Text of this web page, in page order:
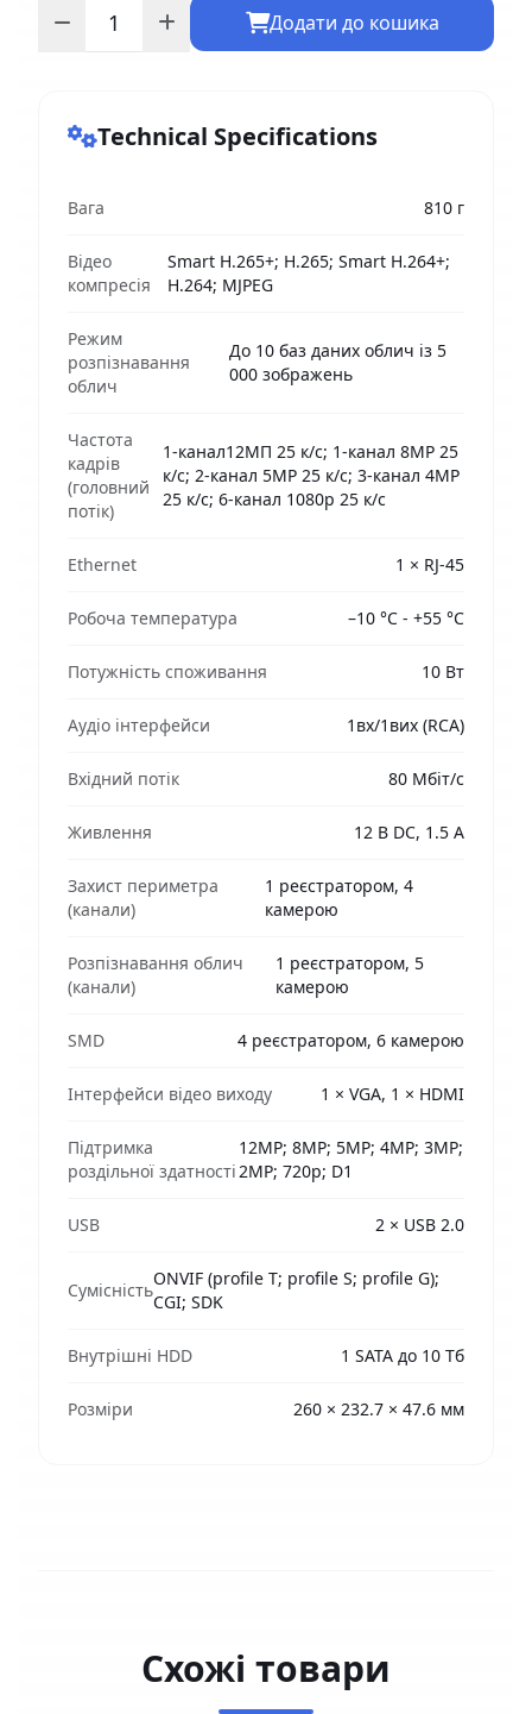
Додати до кошика
Technical Specifications
Вага 810 г
Відео
компресія
Smart H.265+; H.265; Smart H.264+;
H.264; MJPEG
Режим
розпізнавання
облич
До 10 баз даних облич із 5
000 зображень
Частота
кадрів
(головний
потік)
1-канал12МП 25 к/с; 1-канал 8MP 25
к/с; 2-канал 5MP 25 к/с; 3-канал 4MP
25 к/с; 6-канал 1080p 25 к/с
Ethernet 1 × RJ-45
Робоча температура –10 °C - +55 °C
Потужність споживання 10 Вт
Аудіо інтерфейси 1вх/1вих (RCA)
Вхідний потік 80 Мбіт/с
Живлення 12 В DC, 1.5 A
Захист периметра
(канали)
1 реєстратором, 4
камерою
Розпізнавання облич
(канали)
1 реєстратором, 5
камерою
SMD 4 реєстратором, 6 камерою
Інтерфейси відео виходу 1 × VGA, 1 × HDMI
Підтримка
роздільної здатності
12MP; 8MP; 5MP; 4MP; 3MP;
2MP; 720p; D1
USB 2 × USB 2.0
Сумісність
ONVIF (profile T; profile S; profile G);
CGI; SDK
Внутрішні HDD 1 SATA до 10 Тб
Розміри 260 × 232.7 × 47.6 мм
Схожі товари